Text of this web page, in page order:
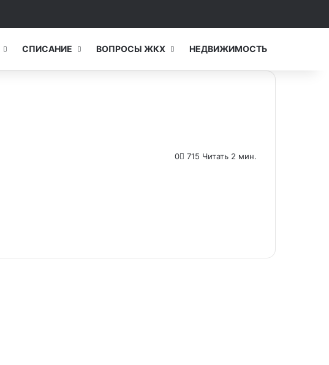
СПИСАНИЕ ВОПРОСЫ ЖКХ НЕДВИЖИМОСТЬ
0 715 Читать 2 мин.